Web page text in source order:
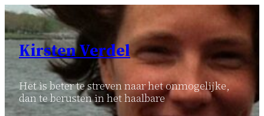
Ga
naar
inhoud
Kirsten Verdel
Het is beter te streven naar het onmogelijke,
dan te berusten in het haalbare